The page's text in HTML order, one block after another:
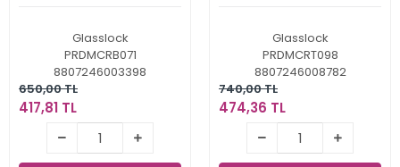
Glasslock
PRDMCRB071
8807246003398
650,00 TL
417,81 TL
417,81 TL
Sepete Ekle
Glasslock
PRDMCRT098
8807246008782
740,00 TL
474,36 TL
474,36 TL
Sepete Ekle